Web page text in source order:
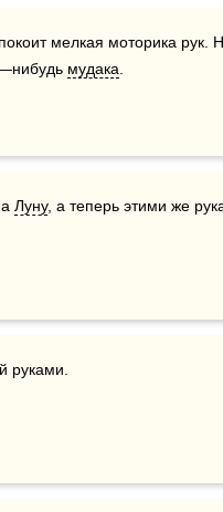
мелкая моторика
мудака
Луну, а теперь этими же
руками.